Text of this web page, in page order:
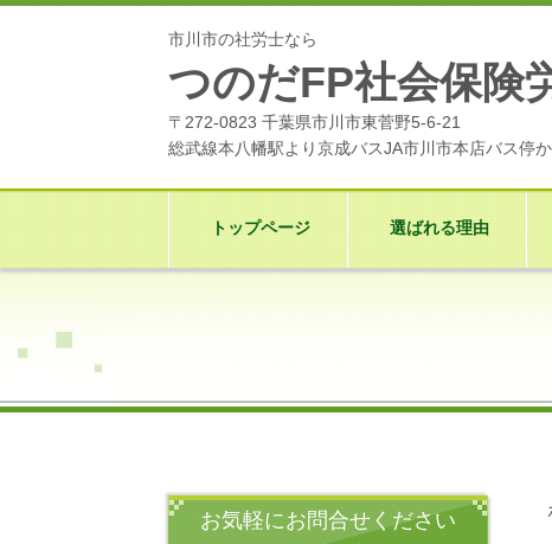
市川市の社労士なら
つのだFP社会保険
〒272-0823 千葉県市川市東菅野5-6-21
総武線本八幡駅より京成バスJA市川市本店バス停
トップページ 選ばれる理由
お気軽にお問合せください